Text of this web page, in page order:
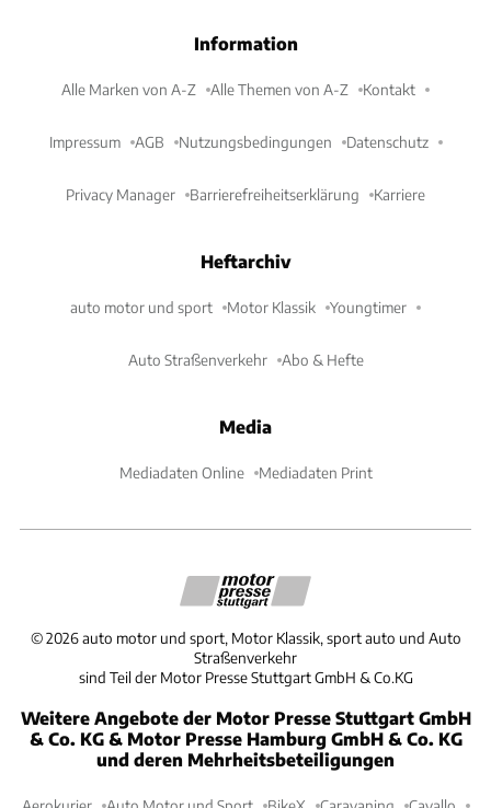
Information
Alle Marken von A-Z Alle Themen von A-Z Kontakt
Impressum AGB Nutzungsbedingungen Datenschutz
Privacy Manager Barrierefreiheitserklärung Karriere
Heftarchiv
auto motor und sport Motor Klassik Youngtimer
Auto Straßenverkehr Abo & Hefte
Media
Mediadaten Online Mediadaten Print
©2026 auto motor und sport, Motor Klassik, sport auto und Auto
Straßenverkehr
sind Teil der Motor Presse Stuttgart GmbH & Co.KG
Weitere Angebote der Motor Presse Stuttgart GmbH
& Co. KG & Motor Presse Hamburg GmbH & Co. KG
und deren Mehrheitsbeteiligungen